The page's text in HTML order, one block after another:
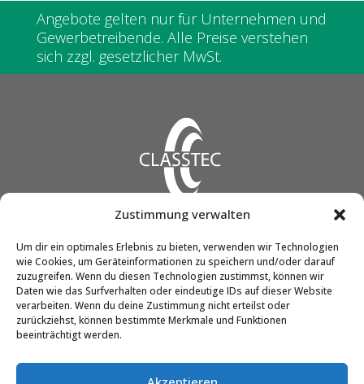
Zustimmung verwalten
Um dir ein optimales Erlebnis zu bieten, verwenden wir Technologien
wie Cookies, um Geräteinformationen zu speichern und/oder darauf
zuzugreifen. Wenn du diesen Technologien zustimmst, können wir
Daten wie das Surfverhalten oder eindeutige IDs auf dieser Website
verarbeiten. Wenn du deine Zustimmung nicht erteilst oder
zurückziehst, können bestimmte Merkmale und Funktionen
beeinträchtigt werden.
Angebote gelten nur für Unternehmen und
Gewerbetreibende. Alle Preise verstehen
sich zzgl. gesetzlicher MwSt.
CLASSTEC GmbH & Co. KG
Friedrich-Engels-Str. 12
51545 Waldbröl
Telefon:02291 / 90298-0
E-Mail:info@classtec.de